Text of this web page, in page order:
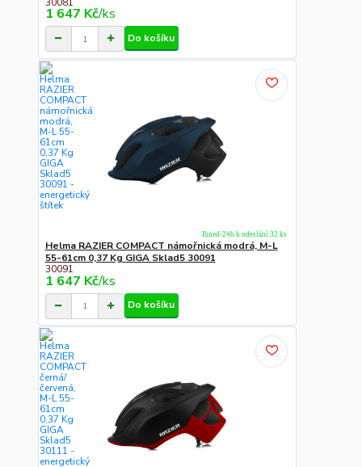
1 647 Kč/ks
Do košíku
Helma RAZIER COMPACT námořnická modrá, M-L
55-61cm 0,37 Kg GIGA Sklad5 30091
30091
1 647 Kč/ks
Ihned-24h k odeslání 32 ks
Do košíku